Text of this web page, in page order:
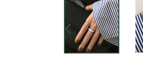
SLIDE
ANTERIOR